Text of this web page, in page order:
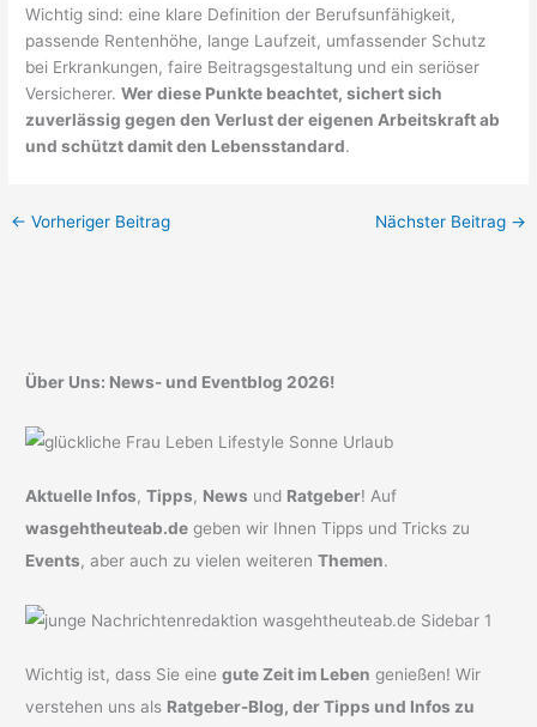
Wichtig sind: eine klare Definition der Berufsunfähigkeit,
passende Rentenhöhe, lange Laufzeit, umfassender Schutz
bei Erkrankungen, faire Beitragsgestaltung und ein seriöser
Versicherer.Wer diese Punkte beachtet, sichert sich
zuverlässig gegen den Verlust der eigenen Arbeitskraft ab
und schützt damit den Lebensstandard.
← Vorheriger Beitrag Nächster Beitrag →
Über Uns: News- und Eventblog 2026!
Aktuelle Infos,Tipps, News und Ratgeber! Auf
wasgehtheuteab.de geben wir Ihnen Tipps und Tricks zu
Events, aber auch zu vielen weiterenThemen.
Wichtig ist, dass Sie einegute Zeit im Leben genießen! Wir
verstehen uns als Ratgeber-Blog, der Tipps und Infos zu